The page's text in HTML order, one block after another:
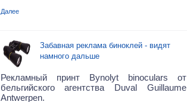
Далее
Забавная реклама биноклей - видят
намного дальше
Рекламный принт Bynolyt binoculars от
бельгийского агентства Duval Guillaume
Antwerpen.